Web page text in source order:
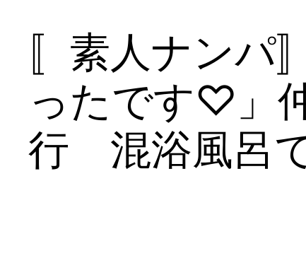
〚素人ナンパ
ったです♡」
行 混浴風呂